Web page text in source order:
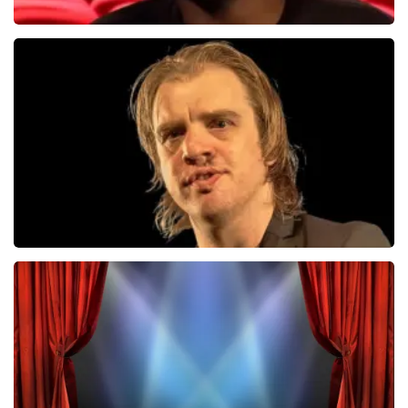
Jandino Asporaat
499+reviews
BEKIJKEN
Jan Jaap Van Der Wal
49reviews
BEKIJKEN